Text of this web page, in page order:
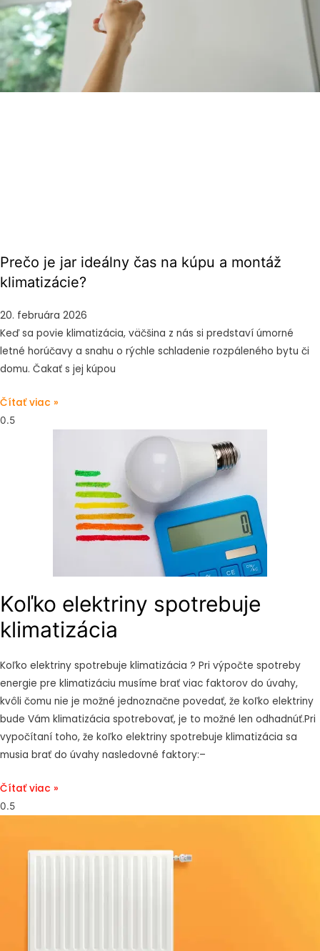
Prečo je jar ideálny čas na kúpu a montáž
klimatizácie?
20. februára 2026
Keď sa povie klimatizácia, väčšina z nás si predstaví úmorné
letné horúčavy a snahu o rýchle schladenie rozpáleného bytu či
domu. Čakať s jej kúpou
Čítať viac »
Koľko elektriny spotrebuje
klimatizácia
Koľko elektriny spotrebuje klimatizácia ? Pri výpočte spotreby
energie pre klimatizáciu musíme brať viac faktorov do úvahy,
kvôli čomu nie je možné jednoznačne povedať, že koľko elektriny
bude Vám klimatizácia spotrebovať, je to možné len odhadnúť.Pri
vypočítaní toho, že koľko elektriny spotrebuje klimatizácia sa
musia brať do úvahy nasledovné faktory:–
Čítať viac »